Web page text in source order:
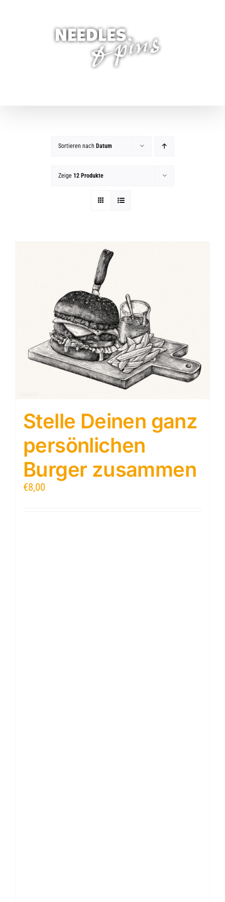
Sortieren nach Datum
Zeige 12 Produkte
Stelle Deinen ganz
persönlichen
Burger zusammen
€8,00